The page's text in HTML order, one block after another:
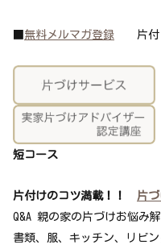
無料メルマガ登録 片付く
短コース
片付けのコツ満載！！
片
Q&A 親の家の片づけお
書類、服、キッチン、リビン